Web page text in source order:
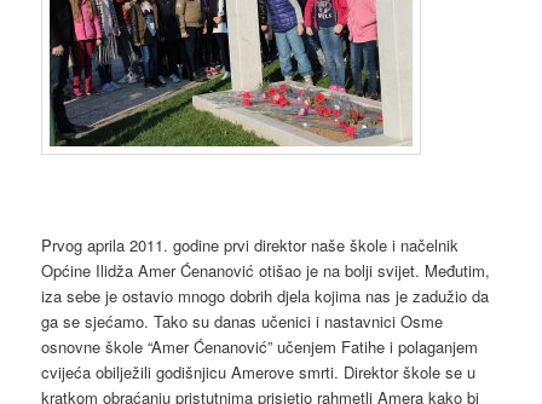
Prvog aprila 2011. godine prvi direktor naše škole i načelnik
Općine Ilidža Amer Ćenanović otišao je na bolji svijet. Međutim,
iza sebe je ostavio mnogo dobrih djela kojima nas je zadužio da
ga se sjećamo. Tako su danas učenici i nastavnici Osme
osnovne škole “Amer Ćenanović” učenjem Fatihe i polaganjem
cvijeća obilježili godišnjicu Amerove smrti. Direktor škole se u
kratkom obraćanju pristutnima prisjetio rahmetli Amera kako bi